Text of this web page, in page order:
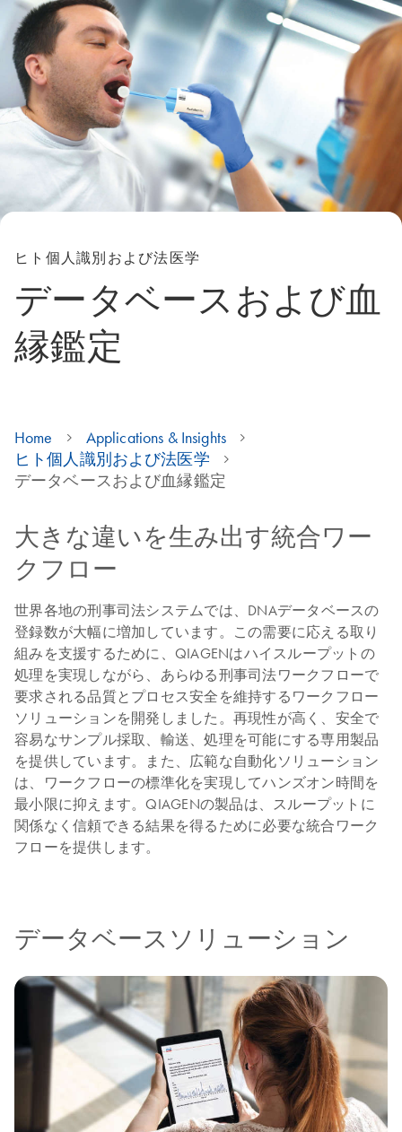
ヒト個人識別および法医学
データベースおよび血
縁鑑定
Home
Applications & Insights
ヒト個人識別および法医学
データベースおよび血縁鑑定
大きな違いを生み出す統合ワー
クフロー
世界各地の刑事司法システムでは、DNAデータベースの
登録数が大幅に増加しています。この需要に応える取り
組みを支援するために、QIAGENはハイスループットの
処理を実現しながら、あらゆる刑事司法ワークフローで
要求される品質とプロセス安全を維持するワークフロー
ソリューションを開発しました。再現性が高く、安全で
容易なサンプル採取、輸送、処理を可能にする専用製品
を提供しています。また、広範な自動化ソリューション
は、ワークフローの標準化を実現してハンズオン時間を
最小限に抑えます。QIAGENの製品は、スループットに
関係なく信頼できる結果を得るために必要な統合ワーク
フローを提供します。
データベースソリューション